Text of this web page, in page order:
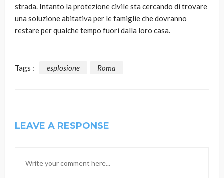
strada. Intanto la protezione civile sta cercando di trovare
una soluzione abitativa per le famiglie che dovranno
restare per qualche tempo fuori dalla loro casa.
Tags : esplosione Roma
LEAVE A RESPONSE